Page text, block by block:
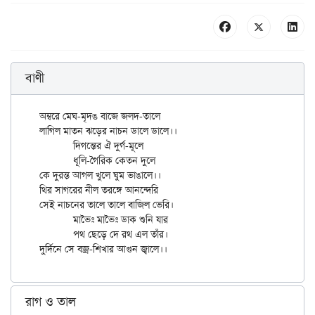
বাণী
অম্বরে মেঘ-মৃদঙ বাজে জলদ-তালে
লাগিল মাতন ঝড়ের নাচন ডালে ডালে।।
	দিগন্তের ঐ দুর্গ-মূলে
কে দুরন্ত আগল খুলে ঘুম ভাঙালে।।
থির সাগরের নীল তরঙ্গে আনন্দেরি
সেই নাচনের তালে তালে বাজিল ভেরি।
	মাভৈঃ মাভৈঃ ডাক শুনি যার
রাগ ও তাল